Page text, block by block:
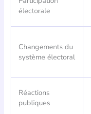
électorale
Changements du
système électoral
Réactions
publiques